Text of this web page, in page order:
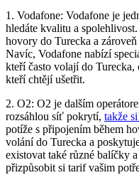
1. Vodafone: Vodafone je
hledáte kvalitu a
hovory do Turecka a
Navíc, Vodafone nabízí
kteří často volají do Turecka,
kteří chtějí ušetřit.
2. O2: O2 je dalším
rozsáhlou síť pokrytí, takže
potíže s připojením během
volání do Turecka a
existovat také různé balíčky
přizpůsobit si tarif vašim